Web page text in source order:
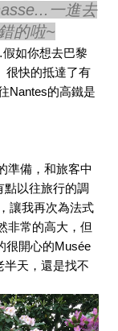
一進去
的啦~
如你想去巴黎
很快的抵達了有
Nantes的高鐵是
準備，和旅客中
以往旅行的調
讓我再次為法式
非常的高大，但
很開心的Musée
半天，還是找不